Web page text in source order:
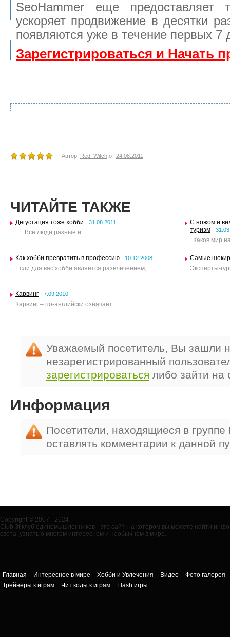
SeoHammer еще предоставляет
ускоряет продвижение в десятки
появляются уже в течение первых 7
Зарегистрироваться и Начать
Автор: Red_Witch от 24.08.2011
ЧИТАЙТЕ ТАКЖЕ
Дегустация тоже хобби 31.08.2011
Все люди разные и..
С ножом и
туризм
Каков мир
Как хобби превратить в профессию 10.12.2008
Если для вас хобби является развлечением,..
Самые
Эксперты-
Карвинг 7.09.2010
Карвинг – по-английски означает ..
Уважаемый посетитель, Вы зашли
незарегистрированный
зарегистрироваться либо зайти на
Информация
Посетители, находящиеся в группе
оставлять комментарии к данной
Copyright © 2007 - 2024
Club 3t клуб единомышленников - это сайт, на котором вы можете найти
света, узнать о многом интересном и необычном в мире.
Главная Интересное в мире Хобби и Увлечения Видео
Фото галерея
Трейнеры к играм
Чит коды к играм Flash игры